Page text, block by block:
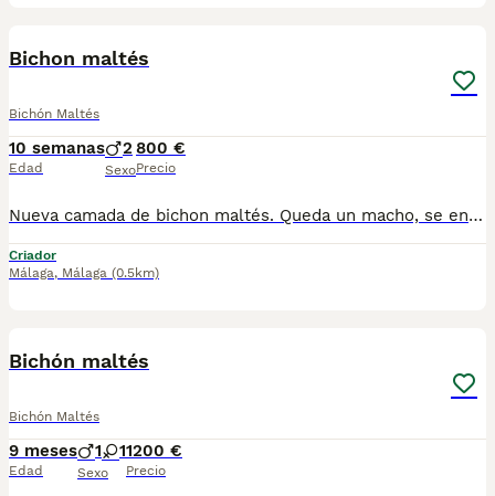
Bichon maltés
Bichón Maltés
10 semanas
Edad
2
Sexo
800 €
Precio
Nueva camada de bichon maltés. Queda un macho, se entrega vacunado desparacitado y con cartilla para más información por wasap al 610704512, se recoje en fuentes de Andalucía Sevilla
Criador
Málaga, Málaga (0.5km)
Bichón maltés
Bichón Maltés
9 meses
Edad
1 1
Sexo
1200 €
Precio